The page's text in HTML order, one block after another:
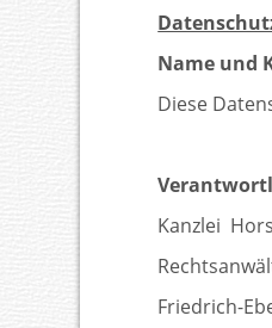
Name und
Diese
Kanzlei
Friedrich-